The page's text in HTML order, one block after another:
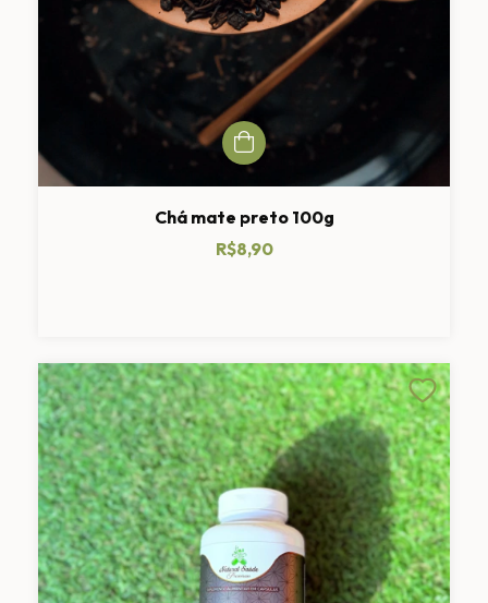
Chá mate preto 100g
R$8,90